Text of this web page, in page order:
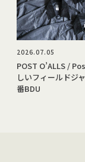
2026.07.05
POST O’ALLS /
しいフィールドジ
番BDU